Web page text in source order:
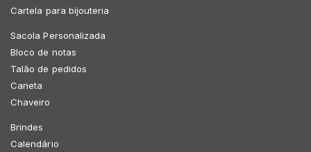
Cartela para bijouteria
Sacola Personalizada
Bloco de notas
Talão de pedidos
Caneta
Chaveiro
Brindes
Calendário